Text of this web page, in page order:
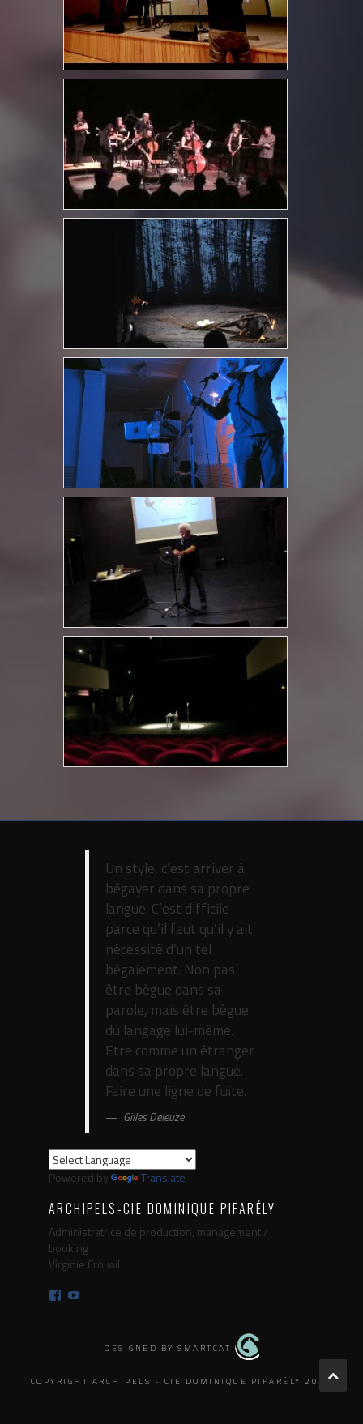
Un style, c’est arriver à
bégayer dans sa propre
langue. C’est difficile
parce qu’il faut qu’il y ait
nécessité d’un tel
bégaiement. Non pas
être bègue dans sa
parole, mais être bègue
du langage lui-même.
Etre comme un étranger
dans sa propre langue.
Faire une ligne de fuite.
Gilles Deleuze
Powered by Translate
ARCHIPELS-CIE DOMINIQUE PIFARÉLY
Administratrice de production, management /
booking :
Virginie Crouail
Facebook
DESIGNED BY SMARTCAT
COPYRIGHT ARCHIPELS - CIE DOMINIQUE PIFARÉLY 2025